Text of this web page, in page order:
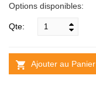
Options disponibles:
Qte:
Ajouter au Panier